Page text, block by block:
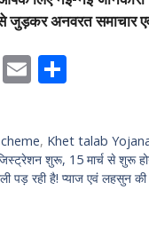
जुड़कर अनवरत समाचार
T
itt
E
l
ar
e
, Khet talab
शुरू, 15 मार्च से शुरू
पड़ रही है! प्याज एवं लहसुन